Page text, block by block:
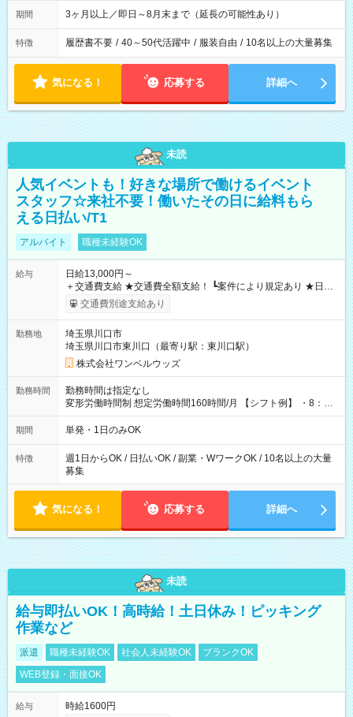
期間 3ヶ月以上／即日～8月末まで（延長の可能性あり）
特徴 履歴書不要 / 40～50代活躍中 / 服装自由 / 10名以上の大量募集
気になる！ 応募する 詳細へ
未読
人気イベントも！好きな場所で働けるイベント
スタッフ☆来社不要！働いたその日に給料もら
える日払い/T1
アルバイト 職種未経験OK
給与
日給13,000円～
＋交通費支給 ★交通費全額支給！ ┗案件により規定あり ★日払
いOK！（規定あり） ┗働いたその日に現金GET♪ お仕事後はコ
ンビニATMから 日払い分を引き落とせます！ 【試用期間】試
交通費別途支給あり
勤務地
埼玉県川口市
埼玉県川口市東川口（最寄り駅：東川口駅）
株式会社ワンベルウッズ
勤務時間
勤務時間は指定なし
変形労働時間制 想定労働時間160時間/月 【シフト例】 ・8：00
～21：00
期間 単発・1日のみOK
特徴
週1日からOK / 日払いOK / 副業・WワークOK / 10名以上の大量
募集
気になる！ 応募する 詳細へ
未読
給与即払いOK！高時給！土日休み！ピッキング
作業など
派遣 職種未経験OK 社会人未経験OK
ブランクOK
WEB登録・面接OK
給与
時給1600円